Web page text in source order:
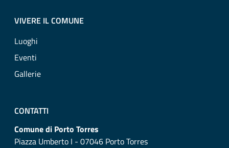
VIVERE IL COMUNE
Luoghi
Eventi
Gallerie
CONTATTI
Comune di Porto Torres
Piazza Umberto I - 07046 Porto Torres